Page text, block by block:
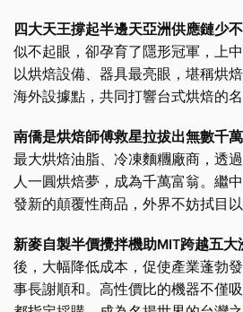
四大天王撐起半邊天亞洲供應鏈少
似不起眼，卻孕育了隱形冠軍，上
以烘焙設備、器具最亮眼，堪稱烘
海外設據點，共同打響台式烘焙的名
南僑是烘焙師傅救星拉拔出無數千
最大烘焙油脂、冷凍麵糰廠商，透
人一圓烘焙夢，成為千萬富翁。繼
發新的顛覆性商品，外界不妨拭目以
新麥自製半價攪拌機助MIT跨越五大
後，大幅降低成本，促使產業蓬勃
事長謝順和。高性價比的機器不僅